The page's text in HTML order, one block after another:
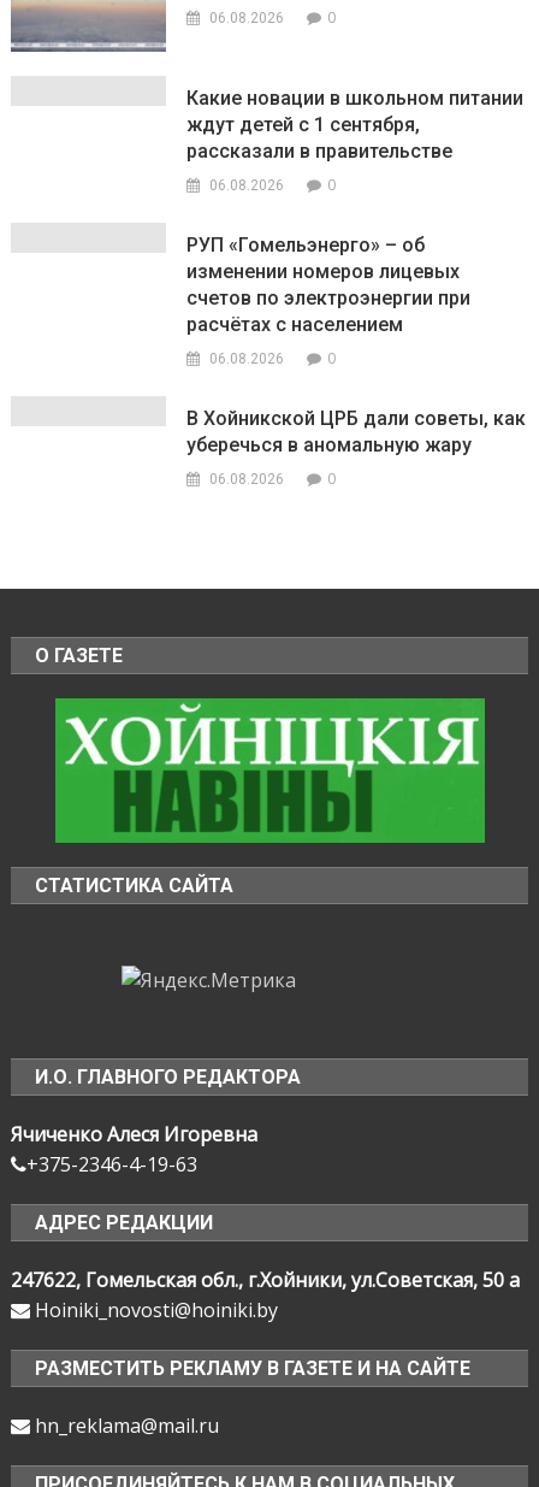
06.08.2026 0
Какие новации в школьном питании
ждут детей с 1 сентября,
рассказали в правительстве
06.08.2026 0
РУП «Гомельэнерго» – об
изменении номеров лицевых
счетов по электроэнергии при
расчётах с населением
06.08.2026 0
В Хойникской ЦРБ дали советы, как
уберечься в аномальную жару
06.08.2026 0
О ГАЗЕТЕ
СТАТИСТИКА САЙТА
И.О. ГЛАВНОГО РЕДАКТОРА
Ячиченко Алеся Игоревна
+375-2346-4-19-63
АДРЕС РЕДАКЦИИ
247622, Гомельская обл., г.Хойники, ул.Советская, 50 а
Hoiniki_novosti@hoiniki.by
РАЗМЕСТИТЬ РЕКЛАМУ В ГАЗЕТЕ И НА САЙТЕ
hn_reklama@mail.ru